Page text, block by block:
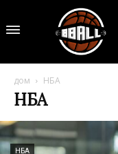
дом НБА
НБА
НБА